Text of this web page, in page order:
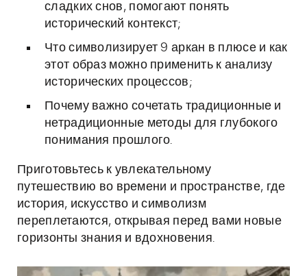
сладких снов, помогают понять
исторический контекст;
Что символизирует 9 аркан в плюсе и как
этот образ можно применить к анализу
исторических процессов;
Почему важно сочетать традиционные и
нетрадиционные методы для глубокого
понимания прошлого.
Приготовьтесь к увлекательному
путешествию во времени и пространстве, где
история, искусство и символизм
переплетаются, открывая перед вами новые
горизонты знания и вдохновения.